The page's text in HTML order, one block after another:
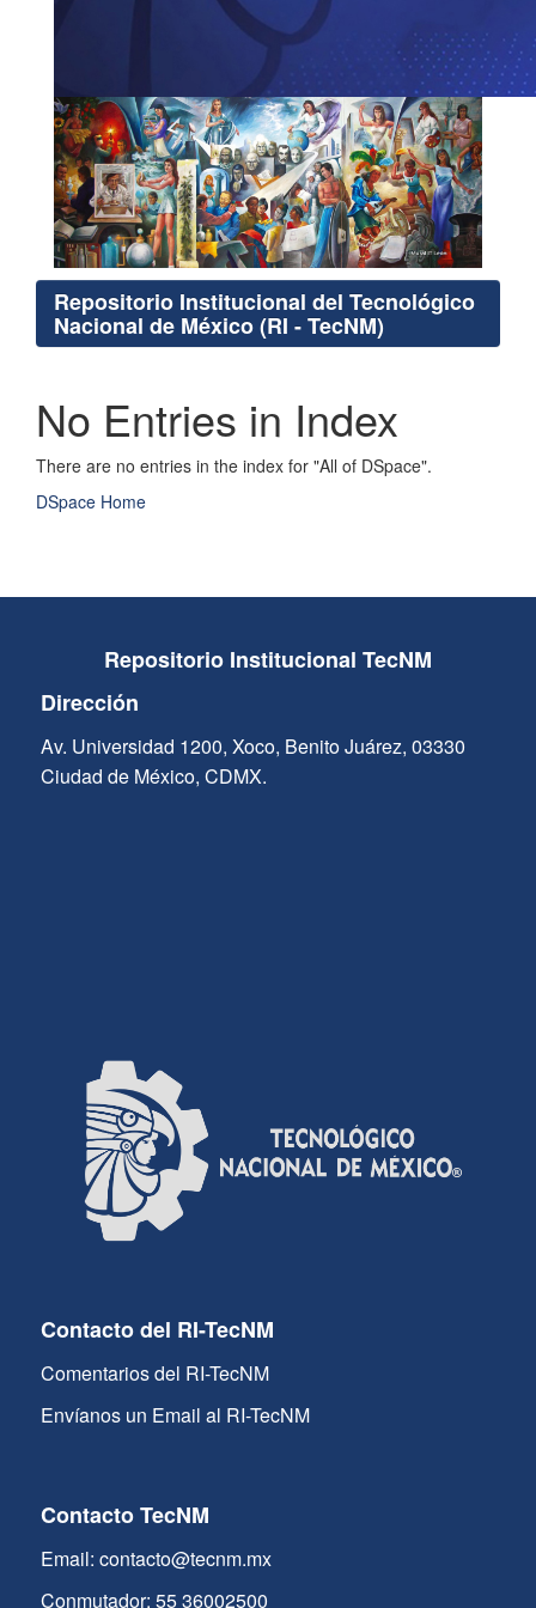
Repositorio Institucional del Tecnológico
Nacional de México (RI - TecNM)
No Entries in Index
There are no entries in the index for "All of DSpace".
DSpace Home
Repositorio Institucional TecNM
Dirección
Av. Universidad 1200, Xoco, Benito Juárez, 03330
Ciudad de México, CDMX.
Contacto del RI-TecNM
Comentarios del RI-TecNM
Envíanos un Email al RI-TecNM
Contacto TecNM
Email: contacto@tecnm.mx
Conmutador: 55 36002500